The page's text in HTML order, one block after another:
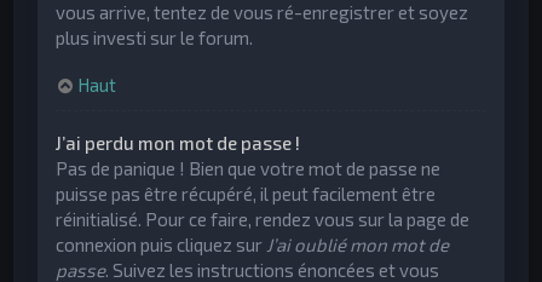
vous arrive, tentez de vous ré-enregistrer et soyez
plus investi sur le forum.
Haut
J’ai perdu mon mot de passe !
Pas de panique ! Bien que votre mot de passe ne
puisse pas être récupéré, il peut facilement être
réinitialisé. Pour ce faire, rendez vous sur la page de
connexion puis cliquez sur J’ai oublié mon mot de
passe. Suivez les instructions énoncées et vous